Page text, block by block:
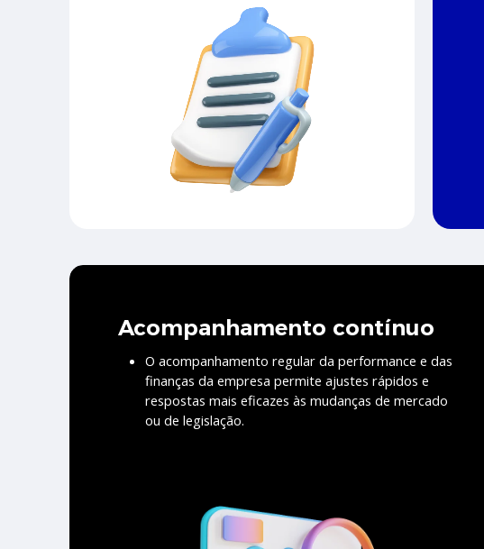
Acompanhamento contínuo
O acompanhamento regular da performance e das
finanças da empresa permite ajustes rápidos e
respostas mais eficazes às mudanças de mercado
ou de legislação.